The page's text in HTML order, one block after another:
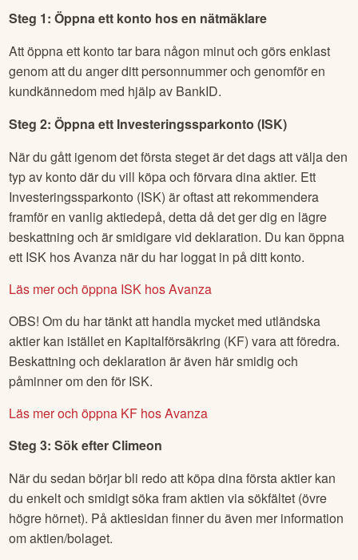
Avanza
I detta exempel belyser vi Avanza, en ledande nätmäklare
som vi på Börskollen själva använder, men processen ser
likartad ut för andra alternativ. Så här gör du för att köpa
aktier:
Steg 1: Öppna ett konto hos en nätmäklare
Att öppna ett konto tar bara någon minut och görs enklast
genom att du anger ditt personnummer och genomför en
kundkännedom med hjälp av BankID.
Steg 2: Öppna ett Investeringssparkonto (ISK)
När du gått igenom det första steget är det dags att välja den
typ av konto där du vill köpa och förvara dina aktier. Ett
Investeringssparkonto (ISK) är oftast att rekommendera
framför en vanlig aktiedepå, detta då det ger dig en lägre
beskattning och är smidigare vid deklaration. Du kan öppna
ett ISK hos Avanza när du har loggat in på ditt konto.
Läs mer och öppna ISK hos Avanza
OBS! Om du har tänkt att handla mycket med utländska
aktier kan istället en Kapitalförsäkring (KF) vara att föredra.
Beskattning och deklaration är även här smidig och
påminner om den för ISK.